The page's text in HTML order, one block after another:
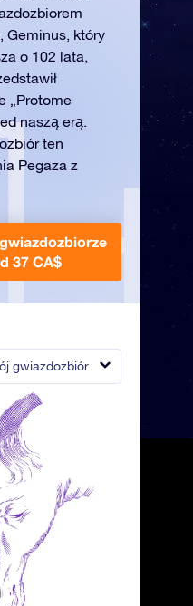
gwiazdozbiór
Geminus, który
o 102 lata,
„Protome
naszą erą.
ten
Pegaza z
37 CA$